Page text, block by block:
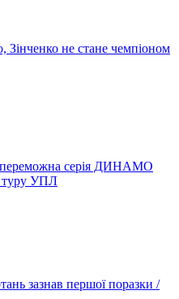
не стане чемпіоном
серія ДИНАМО
туру УПЛ
зазнав першої поразки /